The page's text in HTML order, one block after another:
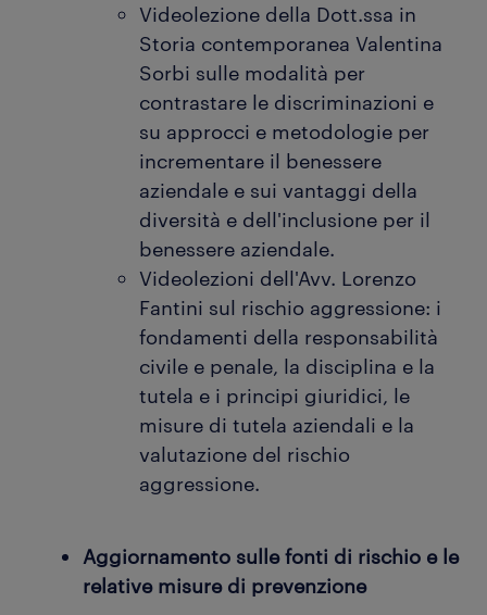
Videolezione della Dott.ssa in
Storia contemporanea Valentina
Sorbi sulle modalità per
contrastare le discriminazioni e
su approcci e metodologie per
incrementare il benessere
aziendale e sui vantaggi della
diversità e dell'inclusione per il
benessere aziendale.
Videolezioni dell'Avv. Lorenzo
Fantini sul rischio aggressione: i
fondamenti della responsabilità
civile e penale, la disciplina e la
tutela e i principi giuridici, le
misure di tutela aziendali e la
valutazione del rischio
aggressione.
Aggiornamento sulle fonti di rischio e le
relative misure di prevenzione